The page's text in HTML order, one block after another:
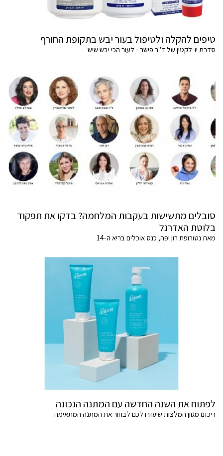
טיפים להקלה ולטיפול בעור יבש בתקופת החורף
סדרת יו-לקטין של ד"ר פישר - לעור הכי יבש שיש
סובלים מתשישות בעקבות המלחמה? בדקו את תפקוד
בלוטת האדרנל
מאת נטורופת רון יפה, כנס אוכלים בריא ה-14
לפתוח את השנה החדשה עם המתנה הנכונה
ריכזנו מגוון המלצות שיעזרו לכם לבחור את המתנה המתאימה